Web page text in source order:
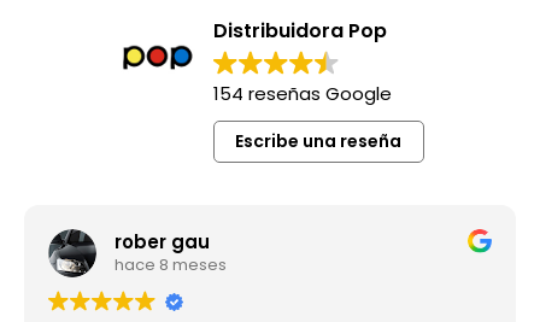
Distribuidora Pop
154 reseñas Google
Escribe una reseña
rober gau
hace 8 meses